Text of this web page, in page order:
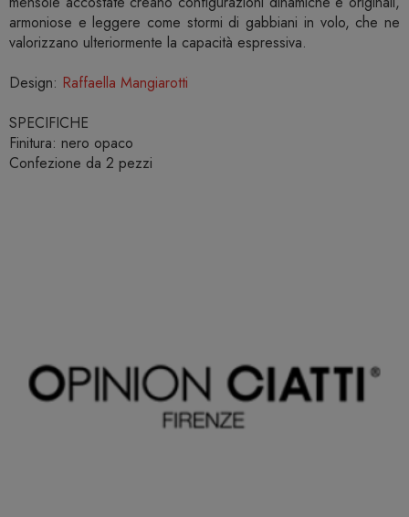
armoniose e leggere come stormi di gabbiani in volo, che ne
valorizzano ulteriormente la capacità espressiva.
Design: Raffaella Mangiarotti
SPECIFICHE
Finitura: nero opaco
Confezione da 2 pezzi